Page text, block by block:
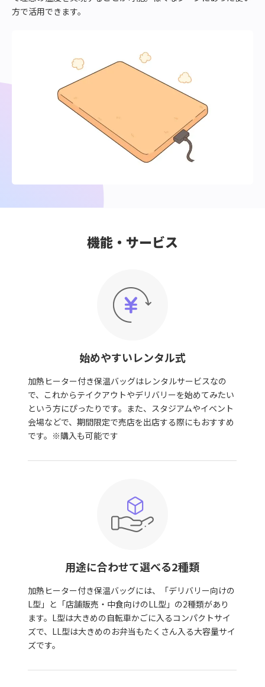
方で活用できます。
機能・サービス
始めやすいレンタル式
加熱ヒーター付き保温バッグはレンタルサービスなの
で、これからテイクアウトやデリバリーを始めてみたい
という方にぴったりです。また、スタジアムやイベント
会場などで、期間限定で売店を出店する際にもおすすめ
です。※購入も可能です
用途に合わせて選べる2種類
加熱ヒーター付き保温バッグには、「デリバリー向けの
L型」と「店舗販売・中食向けのLL型」の2種類があり
ます。L型は大きめの自転車かごに入るコンパクトサイ
ズで、LL型は大きめのお弁当もたくさん入る大容量サイ
ズです。